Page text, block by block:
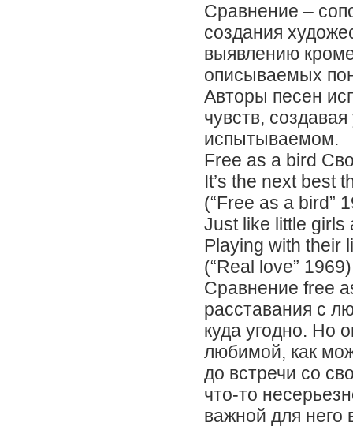
Сравнение –
создания
выявлению
описываемых
Авторы песен
чувств,
испытываемом.
Free as a bird
It’s the next best
(“Free as a bird”
Just like little girls
Playing with their
(“Real love”
Сравнение free
расставания с
куда угодно. Но
любимой, как
до встречи со
что-то
важной для него